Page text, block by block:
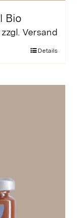
Bio
zzgl. Versand
Details